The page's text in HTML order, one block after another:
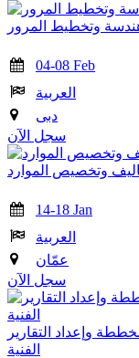
وتخطيط المرور
04-08 Feb
العربية
دبى
سجل الآن
وتخصيص الموارد
14-18 Jan
العربية
عمّان
سجل الآن
وإعداد التقارير
الفنية